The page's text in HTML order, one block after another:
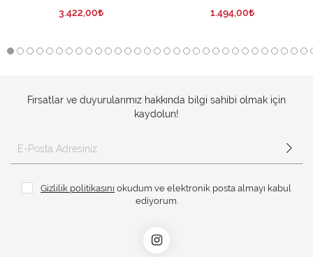
3.422,00
1.494,00
Fırsatlar ve duyurularımız hakkında bilgi sahibi olmak için
kaydolun!
Gizlilik politikasını okudum ve elektronik posta almayı kabul
ediyorum.